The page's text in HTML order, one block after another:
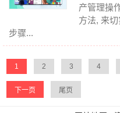
产管理操
方法, 来
步骤...
1 2 3 4
下一页 尾页